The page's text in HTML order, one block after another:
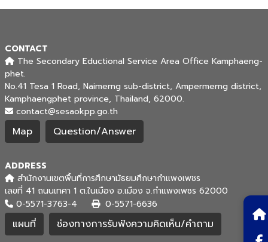
CONTACT
The Secondary Eductional Service Area Office Kamphaeng-
phet.
No.41 Tesa 1 Road, Naimerng sub-district, Ampermerng district,
Kamphaengphet province, Thailand, 62000.
contact@sesaokpp.go.th
Map Question/Answer
ADDRESS
สำนักงานเขตพื้นที่การศึกษามัธยมศึกษากำแพงเพชร
เลขที่ 41 ถนนเทศา 1 ต.ในเมือง อ.เมือง จ.กำแพงเพชร 62000
0-5571-3763-4
0-5571-6636
แผนที่ ช่องทางการรับฟังความคิดเห็น/คำถาม